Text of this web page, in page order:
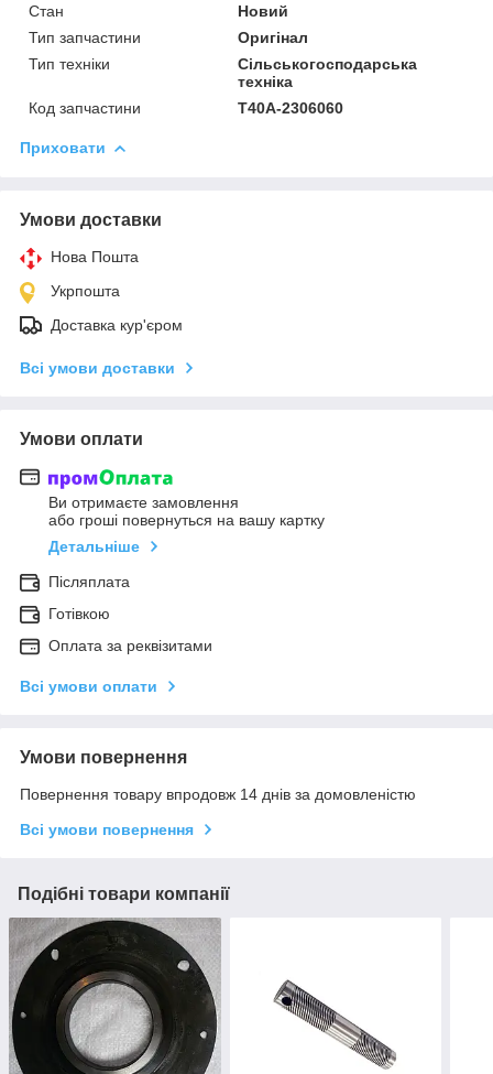
Стан
Новий
Тип запчастини
Оригінал
Тип техніки
Сільськогосподарська
техніка
Код запчастини
Т40А-2306060
Приховати
Умови доставки
Нова Пошта
Укрпошта
Доставка кур'єром
Всі умови доставки
Умови оплати
Ви отримаєте замовлення
або гроші повернуться на вашу картку
Детальніше
Післяплата
Готівкою
Оплата за реквізитами
Всі умови оплати
Умови повернення
Повернення товару впродовж 14 днів за домовленістю
Всі умови повернення
Подібні товари компанії